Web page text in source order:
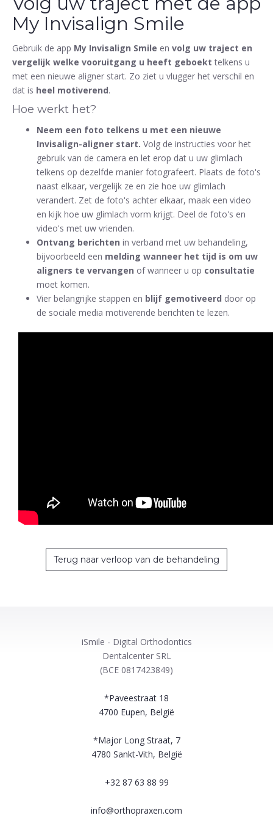
My Invisalign Smile
Gebruik de app My Invisalign Smile en volg uw traject en
vergelijk welke vooruitgang u heeft geboekt telkens u
met een nieuwe aligner start. Zo ziet u vlugger het verschil en
dat is heel motiverend.
Hoe werkt het?
Neem een foto telkens u met een nieuwe
Invisalign-aligner start. Volg de instructies voor het
gebruik van de camera en let erop dat u uw glimlach
telkens op dezelfde manier fotografeert. Plaats de foto's
naast elkaar, vergelijk ze en zie hoe uw glimlach
verandert. Zet de foto's achter elkaar, maak een video
en kijk hoe uw glimlach vorm krijgt. Deel de foto's en
video's met uw vrienden.
Ontvang berichten in verband met uw behandeling,
bijvoorbeeld een melding wanneer het tijd is om uw
aligners te vervangen of wanneer u op consultatie
moet komen.
Vier belangrijke stappen en blijf gemotiveerd door op
de sociale media motiverende berichten te lezen.
Terug naar verloop van de behandeling
iSmile - Digital Orthodontics
Dentalcenter SRL
(BCE 0817423849)
*Paveestraat 18
4700 Eupen, België
*Major Long Straat, 7
4780 Sankt-Vith, België
+32 87 63 88 99
info@orthopraxen.com